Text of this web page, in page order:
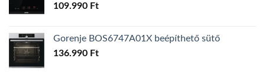
109.990 Ft
Gorenje BOS6747A01X beépíthető sütő
136.990 Ft